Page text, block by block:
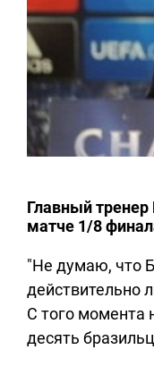
Главный
матче 1/8
"Не думаю, что
действительно
С того момента
десять